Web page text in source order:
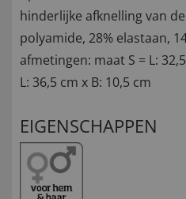
hinderlijke afknelling van
polyamide, 28% elastaan,
afmetingen: maat S = L:
L: 36,5 cm x B: 10,5 cm
EIGENSCHAPPEN